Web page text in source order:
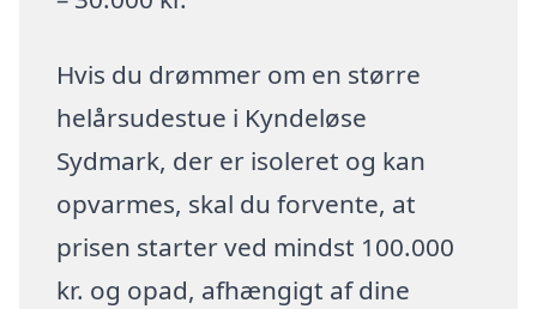
Hvis du drømmer om en større
helårsudestue i Kyndeløse
Sydmark, der er isoleret og kan
opvarmes, skal du forvente, at
prisen starter ved mindst 100.000
kr. og opad, afhængigt af dine